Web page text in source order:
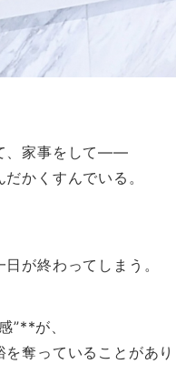
、家事をして——
かくすんでいる。
が終わってしまう。
”**が、
奪っていることがあり